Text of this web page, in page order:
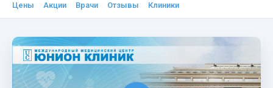
Цены Акции Врачи Отзывы Клиники